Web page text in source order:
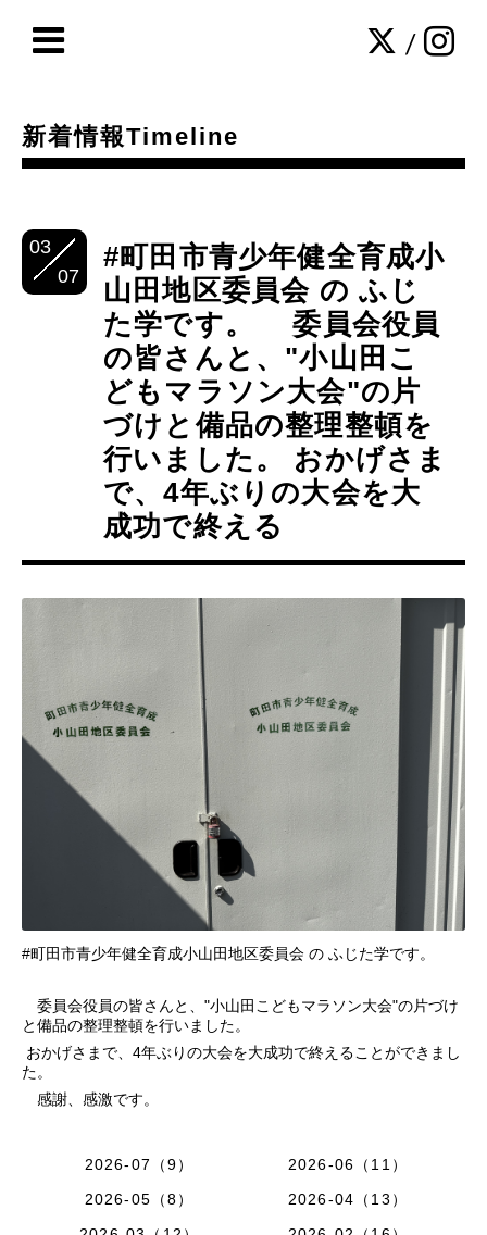
/
新着情報Timeline
03
07
#町田市青少年健全育成小
山田地区委員会 の ふじ
た学です。 委員会役員
の皆さんと、"小山田こ
どもマラソン大会"の片
づけと備品の整理整頓を
行いました。 おかげさま
で、4年ぶりの大会を大
成功で終える
#町田市青少年健全育成小山田地区委員会 の ふじた学です。
委員会役員の皆さんと、"小山田こどもマラソン大会"の片づけ
と備品の整理整頓を行いました。
おかげさまで、4年ぶりの大会を大成功で終えることができまし
た。
感謝、感激です。
2026-07（9）
2026-06（11）
2026-05（8）
2026-04（13）